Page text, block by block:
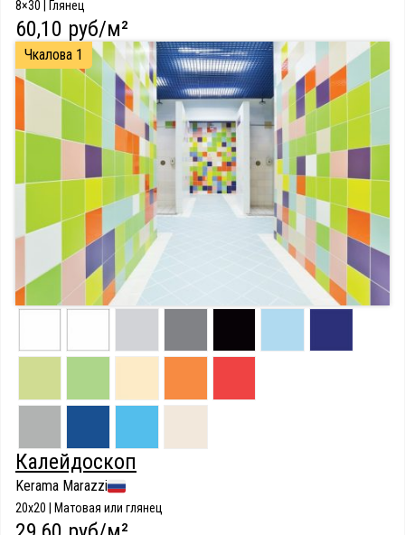
8×30 | Глянец
60,10 руб/м²
Чкалова 1
Калейдоскоп
Kerama Marazzi
20x20 | Матовая или глянец